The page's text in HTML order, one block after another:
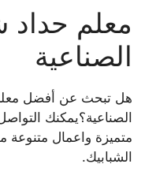
معلم حداد
الصناعية
هل تبحث عن أفضل
الصناعية؟يمكنك
متميزة واعمال متنوعة
الشبابيك.